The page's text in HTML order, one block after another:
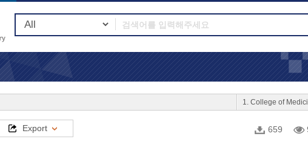
1. College of
Export 659